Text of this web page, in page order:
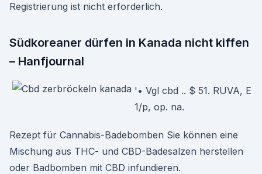
Registrierung ist nicht erforderlich.
Südkoreaner dürfen in Kanada nicht kiffen
– Hanfjournal
'• Vgl cbd .. $ 51. RUVA, E
1/p, op. na.
Rezept für Cannabis-Badebomben Sie können eine
Mischung aus THC- und CBD-Badesalzen herstellen
oder Badbomben mit CBD infundieren.